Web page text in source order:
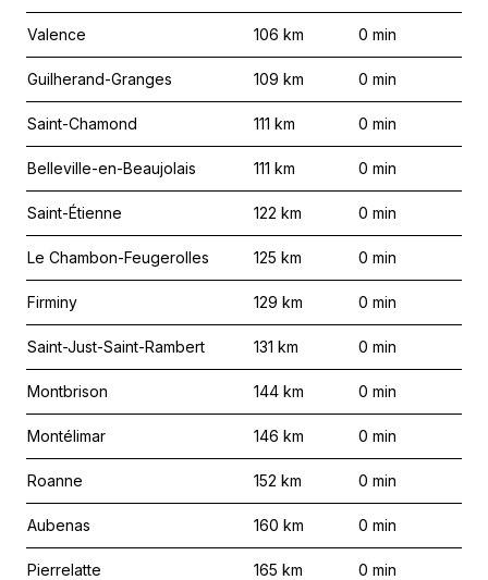
Valence 106 km 0 min
Guilherand-Granges 109 km 0 min
Saint-Chamond 111 km 0 min
Belleville-en-Beaujolais 111 km 0 min
Saint-Étienne 122 km 0 min
Le Chambon-Feugerolles 125 km 0 min
Firminy 129 km 0 min
Saint-Just-Saint-Rambert 131 km 0 min
Montbrison 144 km 0 min
Montélimar 146 km 0 min
Roanne 152 km 0 min
Aubenas 160 km 0 min
Pierrelatte 165 km 0 min